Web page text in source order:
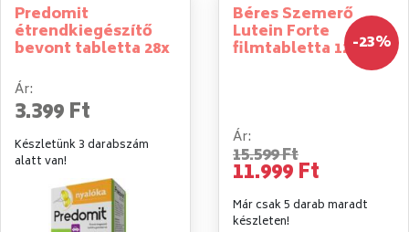
Predomit
étrendkiegészítő
bevont tabletta 28x
Ár:
3.399 Ft
Készletünk 3 darabszám
alatt van!
-23%
Béres Szemerő
Lutein Forte
filmtabletta 120x
Ár:
15.599 Ft
11.999 Ft
Már csak 5 darab maradt
készleten!